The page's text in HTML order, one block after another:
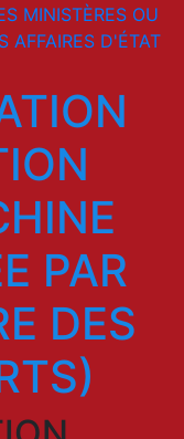
MINISTÈRES OU
AFFAIRES D'ÉTAT
PAR
DES